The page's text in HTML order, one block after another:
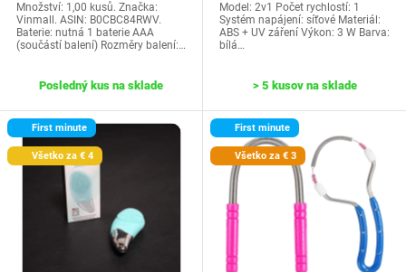
Množství: 1,00 kusů. Značka:
Vinmall. ASIN: B0CBC84RWV.
Baterie: nutná 1 baterie AAA
(součástí balení) Rozměry balení:…
Posledný kus na sklade
Model: 2v1 Počet rychlostí: 1
Systém napájení: síťové Materiál:
ABS + UV záření Výkon: 3 W Barva:
bílá…
> 5 kusov na sklade
First minute
Všetko za € 4
First minute
Všetko za € 3